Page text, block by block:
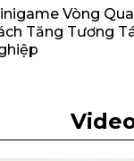
Vòng
Tăng Tương